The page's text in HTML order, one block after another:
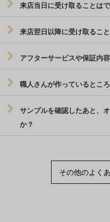
来店当日に受け取ることは
来店翌日以降に受け取るこ
アフターサービスや保証内
職人さんが作っているとこ
サンプルを確認したあと、
か？
その他のよく